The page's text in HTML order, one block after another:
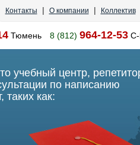
Контакты | О компании | Коллектив
Тюмень 8 (812) 964-12-53С-
учебный центр,
по написанию
таких как: